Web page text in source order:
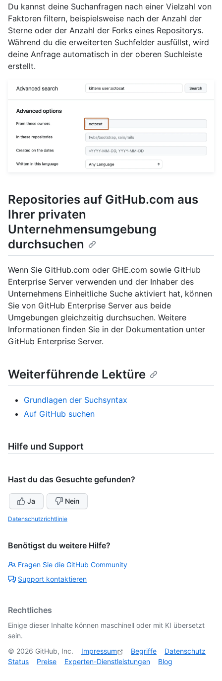
Du kannst deine Suchanfragen nach einer Vielzahl von
Faktoren filtern, beispielsweise nach der Anzahl der
Sterne oder der Anzahl der Forks eines Repositorys.
Während du die erweiterten Suchfelder ausfüllst, wird
deine Anfrage automatisch in der oberen Suchleiste
erstellt.
Repositories auf GitHub.com aus
Ihrer privaten
Unternehmensumgebung
durchsuchen
Wenn Sie GitHub.com oder GHE.com sowie GitHub
Enterprise Server verwenden und der Inhaber des
Unternehmens Einheitliche Suche aktiviert hat, können
Sie von GitHub Enterprise Server aus beide
Umgebungen gleichzeitig durchsuchen. Weitere
Informationen finden Sie in der Dokumentation unter
GitHub Enterprise Server.
Weiterführende Lektüre
Grundlagen der Suchsyntax
Auf GitHub suchen
Hilfe und Support
Hast du das Gesuchte gefunden?
Ja Nein
Datenschutzrichtlinie
Benötigst du weitere Hilfe?
Fragen Sie die GitHub Community
Support kontaktieren
Rechtliches
Einige dieser Inhalte können maschinell oder mit KI übersetzt
sein.
© 2026 GitHub, Inc. Impressum Begriffe
Datenschutz
Status
Preise Experten-Dienstleistungen Blog